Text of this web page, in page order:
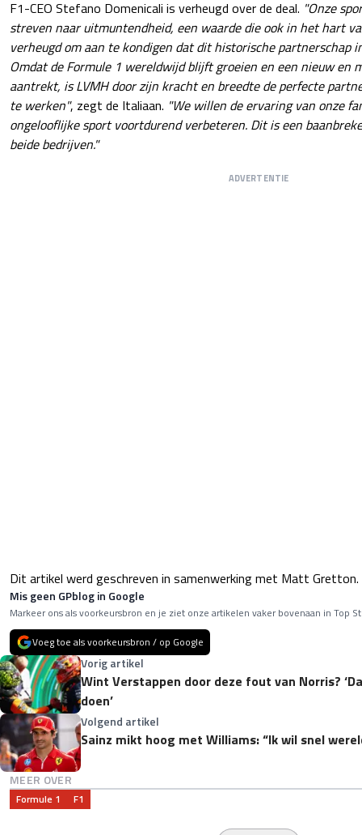
F1-CEO Stefano Domenicali is verheugd over de deal. "Onze
streven naar uitmuntendheid, een waarde die ook in het hart
verheugd om aan te kondigen dat dit historische partnerschap
Omdat de Formule 1 wereldwijd blijft groeien en een nieuw en
aantrekt, is LVMH door zijn kracht en breedte de perfecte
te werken", zegt de Italiaan. "We willen de ervaring van onze
ongelooflijke sport voortdurend verbeteren. Dit is een
beide bedrijven."
ADVERTENTIE
Dit artikel werd geschreven in samenwerking met Matt Gretton.
Mis geen GPblog in Google
Markeer ons als voorkeursbron en je ziet onze artikelen vaker bovenaan in Top
Voeg toe als voorkeursbron / op Google
Vorig artikel
Wint Verstappen door deze fout van Norris?
doen’
Volgend artikel
Sainz mikt hoog met Williams: “Ik wil snel
MEER OVER
Formule 1 F1